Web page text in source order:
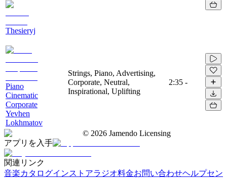
Thesieryj
Piano
Cinematic
Corporate
Yevhen
Lokhmatov
Strings, Piano, Advertising,
Corporate, Neutral,
Inspirational, Uplifting
2:35 -
© 2026 Jamendo Licensing
アプリを入手
関連リンク
音楽カタログインストアラジオ料金お問い合わせヘルプセン